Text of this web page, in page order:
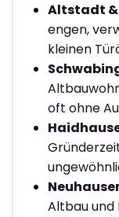
Altstadt &
engen,
kleinen
oft ohne
Altbau und